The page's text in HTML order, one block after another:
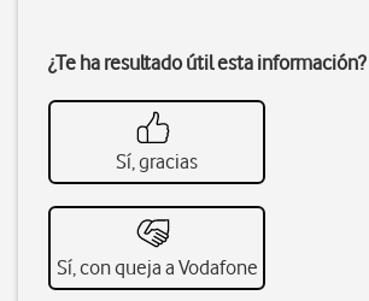
¿Te ha resultado útil esta información?
Sí, gracias
Sí, con queja a Vodafone